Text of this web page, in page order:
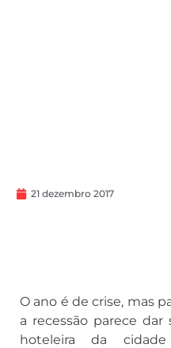
21 dezembro 2017
O ano é de crise, mas
a recessão parece
hoteleira da